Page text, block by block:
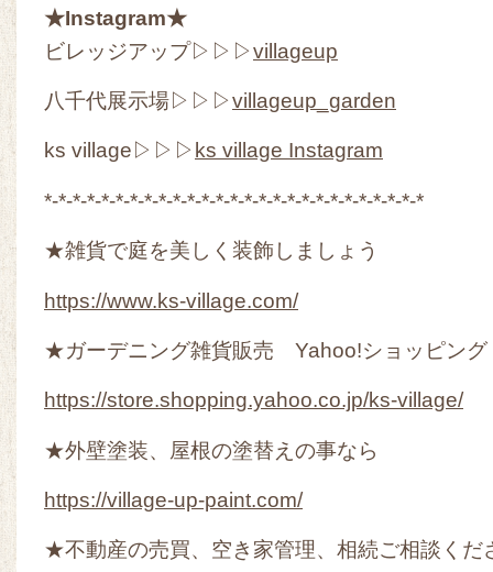
★Instagram★
ビレッジアップ▷▷▷villageup
八千代展示場▷▷▷villageup_garden
ks village▷▷▷ ks village Instagram
*-*-*-*-*-*-*-*-*-*-*-*-*-*-*-*-*-*-*-*-*-*-*-*-*-*-*
★雑貨で庭を美しく装飾しましょう
https://www.ks-village.com/
★ガーデニング雑貨販売 Yahoo!ショッピング
https://store.shopping.yahoo.co.jp/ks-village/
★外壁塗装、屋根の塗替えの事なら
https://village-up-paint.com/
★不動産の売買、空き家管理、相続ご相談くだ